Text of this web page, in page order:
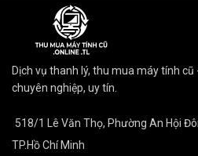
Dịch vụ thanh lý, thu mua máy tính
chuyên nghiệp, uy tín.
518/1 Lê Văn Thọ, Phường An Hội
TP.Hồ Chí Minh